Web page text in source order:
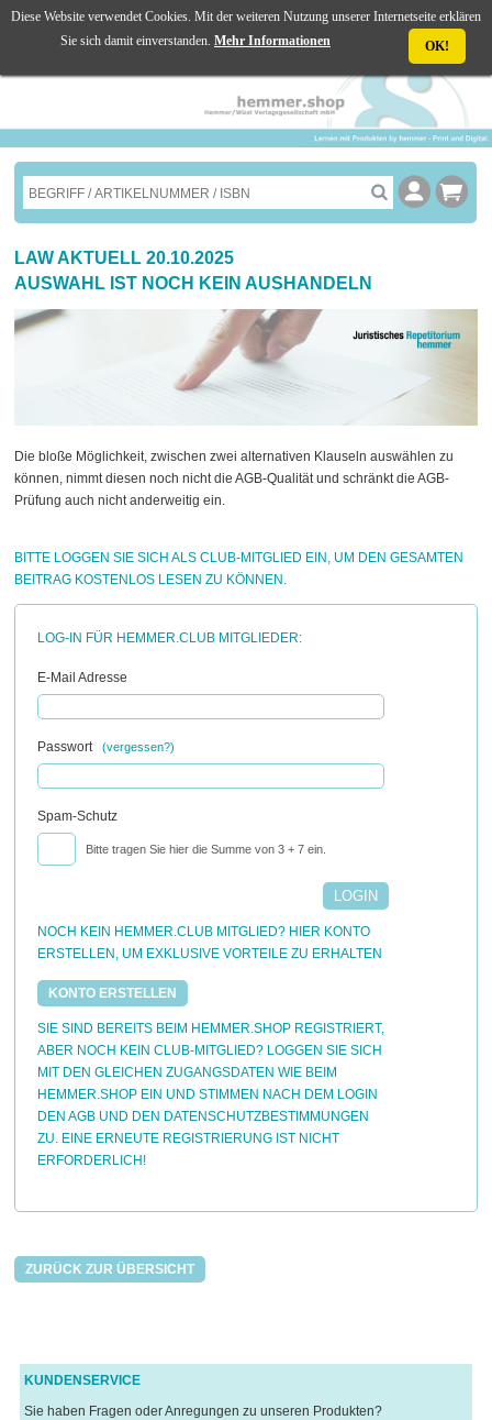
☰ MENU
LAW AKTUELL 20.10.2025
AUSWAHL IST NOCH KEIN AUSHANDELN
Die bloße Möglichkeit, zwischen zwei alternativen Klauseln auswählen zu
können, nimmt diesen noch nicht die AGB-Qualität und schränkt die AGB-
Prüfung auch nicht anderweitig ein.
BITTE LOGGEN SIE SICH ALS CLUB-MITGLIED EIN, UM DEN GESAMTEN
BEITRAG KOSTENLOS LESEN ZU KÖNNEN.
LOG-IN FÜR HEMMER.CLUB MITGLIEDER:
E-Mail Adresse
Passwort(vergessen?)
Spam-Schutz
Bitte tragen Sie hier die Summe von 3 + 7 ein.
NOCH KEIN HEMMER.CLUB MITGLIED? HIER KONTO
ERSTELLEN, UM EXKLUSIVE VORTEILE ZU ERHALTEN
KONTO ERSTELLEN
SIE SIND BEREITS BEIM HEMMER.SHOP REGISTRIERT,
ABER NOCH KEIN CLUB-MITGLIED? LOGGEN SIE SICH
MIT DEN GLEICHEN ZUGANGSDATEN WIE BEIM
HEMMER.SHOP EIN UND STIMMEN NACH DEM LOGIN
DEN AGB UND DEN DATENSCHUTZBESTIMMUNGEN
ZU. EINE ERNEUTE REGISTRIERUNG IST NICHT
ERFORDERLICH!
ZURÜCK ZUR ÜBERSICHT
KUNDENSERVICE
Sie haben Fragen oder Anregungen zu unseren Produkten?
Diese Website verwendet Cookies. Mit der weiteren Nutzung unserer Internetseite erklären
Sie sich damit einverstanden. Mehr Informationen OK!